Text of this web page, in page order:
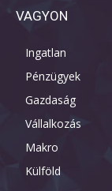
VAGYON
Ingatlan
Pénzügyek
Gazdaság
Vállalkozás
Makro
Külföld